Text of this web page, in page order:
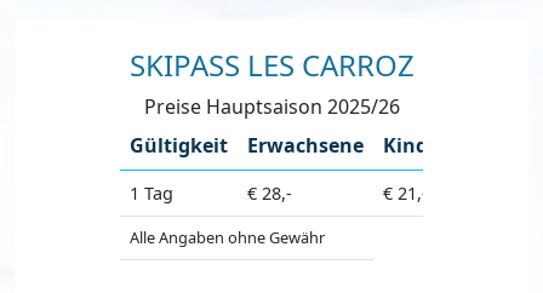
SKIPASS LES CARROZ
Preise Hauptsaison 2025/26
Gültigkeit
Erwachsene Kinder
1 Tag € 28,- € 21,-
Alle Angaben ohne Gewähr